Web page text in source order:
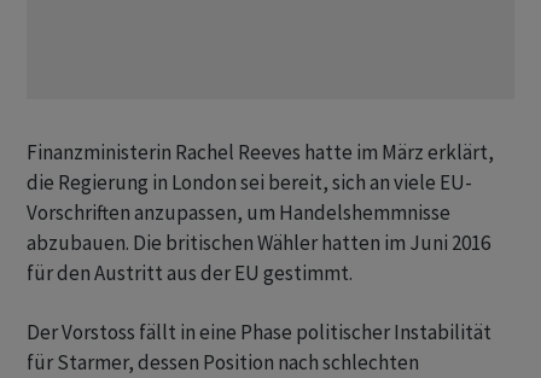
Finanzministerin Rachel Reeves hatte im März erklärt,
‌die Regierung in London sei bereit, sich an viele EU-
Vorschriften anzupassen, um Handelshemmnisse
abzubauen. Die britischen Wähler hatten im Juni 2016
für den Austritt ​aus ​der EU gestimmt.
Der Vorstoss fällt ⁠in eine Phase politischer Instabilität
für Starmer, ​dessen Position nach ⁠schlechten